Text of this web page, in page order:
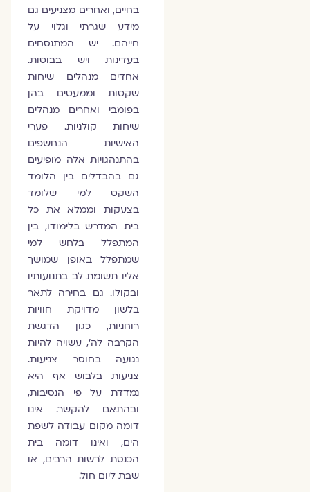
בחיים, ואחרים מצניעים גם
מידע שגרתי וגלוי על
חייהם. יש המתנסחים
בעדינות ויש בבוטות.
אחדים מנהלים שיחות
שקטות וממעטים בהן
בפומבי ואחרים מנהלים
שיחות קולניות. פערי
האישיות הנחשפים
בהתנהגויות אלה מופיעים
גם בהבדלים בין הלומד
השקט למי שלומד
בצעקות וממלא את כל
בית המדרש בלימודו, בין
המתפלל בלחש למי
שמתפלל באופן שמושך
אליו תשומת לב בתנועותיו
ובקולו. גם בחירה לתאר
בלשון מדויקת חוויות
רוחניות, כגון הדגשת
הקרבה לה', עשויה להיות
נגועה בחוסר צניעות.
צניעות בלבוש אף היא
נמדדת על פי הנסיבות,
ובהתאם להקשר. אינו
דומה מקום עבודה לשפת
הים, ואינו דומה בית
הכנסת לרשות הרבים, או
שבת ליום חול.